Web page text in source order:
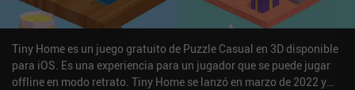
Tiny Home es un juego gratuito de Puzzle Casual en 3D disponible
para iOS. Es una experiencia para un jugador que se puede jugar
offline en modo retrato. Tiny Home se lanzó en marzo de 2022 y